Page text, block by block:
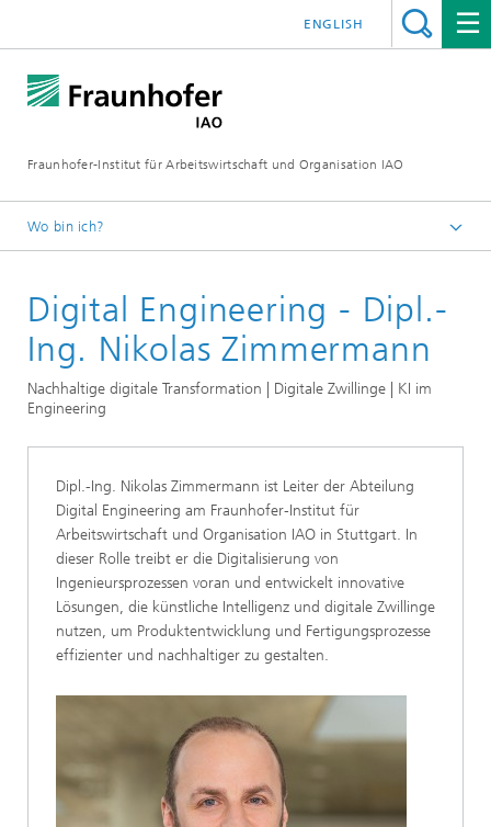
Fraunhofer-Institut für Arbeitswirtschaft und Organisation IAO
ENGLISH
Wo bin ich?
Presseservice
Themen
Digital Engineering - Dipl.-
Ing. Nikolas Zimmermann
Nachhaltige digitale Transformation | Digitale Zwillinge | KI im
Engineering
Dipl.-Ing. Nikolas Zimmermann ist Leiter der Abteilung
Digital Engineering am Fraunhofer-Institut für
Arbeitswirtschaft und Organisation IAO in Stuttgart. In
dieser Rolle treibt er die Digitalisierung von
Ingenieursprozessen voran und entwickelt innovative
Lösungen, die künstliche Intelligenz und digitale Zwillinge
nutzen, um Produktentwicklung und Fertigungsprozesse
effizienter und nachhaltiger zu gestalten.